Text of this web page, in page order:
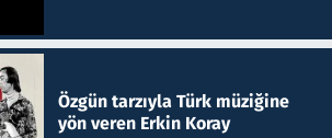
Özgün tarzıyla Türk müziğine
yön veren Erkin Koray